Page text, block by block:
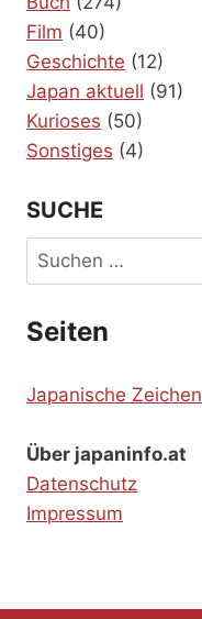
Film (40)
Geschichte (12)
Japan aktuell (91)
Kurioses (50)
Sonstiges (4)
SUCHE
Suchen
nach:
Seiten
Japanische Zeichen
Über japaninfo.at
Datenschutz
Impressum